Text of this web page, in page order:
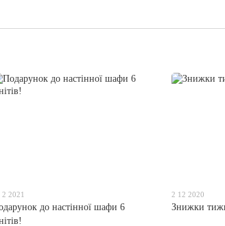
2 2021
до настінної шафи 6
2 12 2020
Знижки